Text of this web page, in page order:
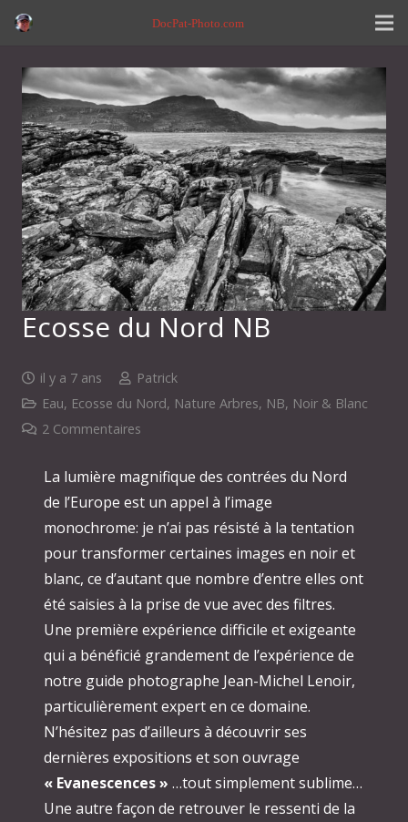
DocPat-Photo.com
Ecosse du Nord NB
il y a 7 ans
Patrick
Eau, Ecosse du Nord, Nature Arbres, NB, Noir & Blanc
2 Commentaires
La lumière magnifique des contrées du Nord
de l’Europe est un appel à l’image
monochrome: je n’ai pas résisté à la tentation
pour transformer certaines images en noir et
blanc, ce d’autant que nombre d’entre elles ont
été saisies à la prise de vue avec des filtres.
Une première expérience difficile et exigeante
qui a bénéficié grandement de l’expérience de
notre guide photographe Jean-Michel Lenoir,
particulièrement expert en ce domaine.
N’hésitez pas d’ailleurs à découvrir ses
dernières expositions et son ouvrage
« Evanescences » …tout simplement sublime…
Une autre façon de retrouver le ressenti de la